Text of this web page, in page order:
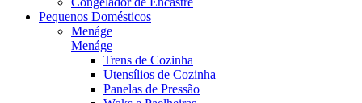
Pequenos Domésticos
Menáge
Menáge
Trens de Cozinha
Utensílios de Cozinha
Panelas de Pressão